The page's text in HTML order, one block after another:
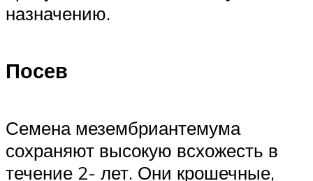
назначению.
Посев
Семена мезембриантемума
сохраняют высокую всхожесть в
течение 2- лет. Они крошечные,